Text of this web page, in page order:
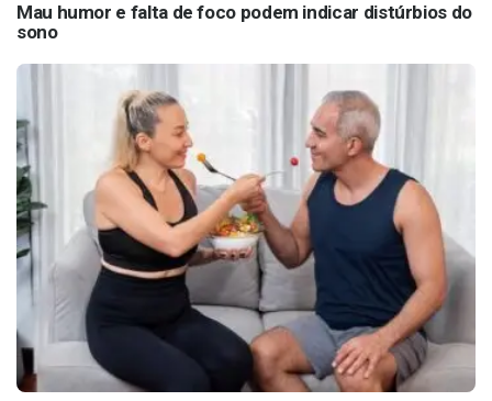
Mau humor e falta de foco podem indicar distúrbios do
sono